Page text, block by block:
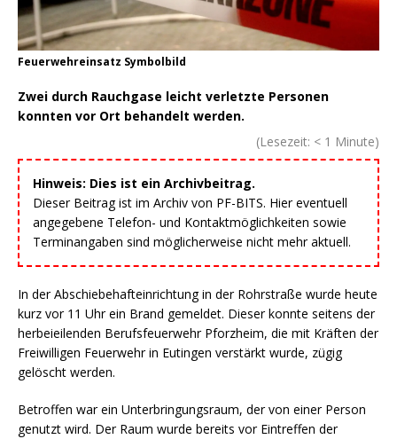
Feuerwehreinsatz Symbolbild
Zwei durch Rauchgase leicht verletzte Personen
konnten vor Ort behandelt werden.
(Lesezeit: < 1 Minute)
Hinweis: Dies ist ein Archivbeitrag.
Dieser Beitrag ist im Archiv von PF-BITS. Hier eventuell
angegebene Telefon- und Kontaktmöglichkeiten sowie
Terminangaben sind möglicherweise nicht mehr aktuell.
In der Abschiebehafteinrichtung in der Rohrstraße wurde heute
kurz vor 11 Uhr ein Brand gemeldet. Dieser konnte seitens der
herbeieilenden Berufsfeuerwehr Pforzheim, die mit Kräften der
Freiwilligen Feuerwehr in Eutingen verstärkt wurde, zügig
gelöscht werden.
Betroffen war ein Unterbringungsraum, der von einer Person
genutzt wird. Der Raum wurde bereits vor Eintreffen der